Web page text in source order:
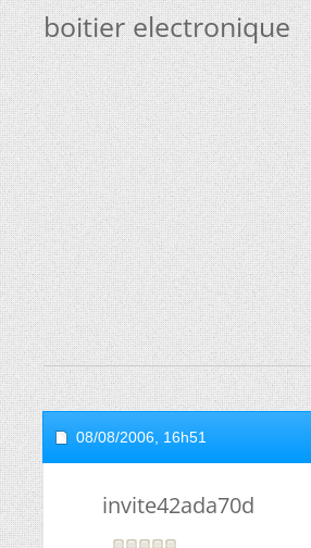
boitier electronique
08/08/2006, 16h51
invite42ada70d